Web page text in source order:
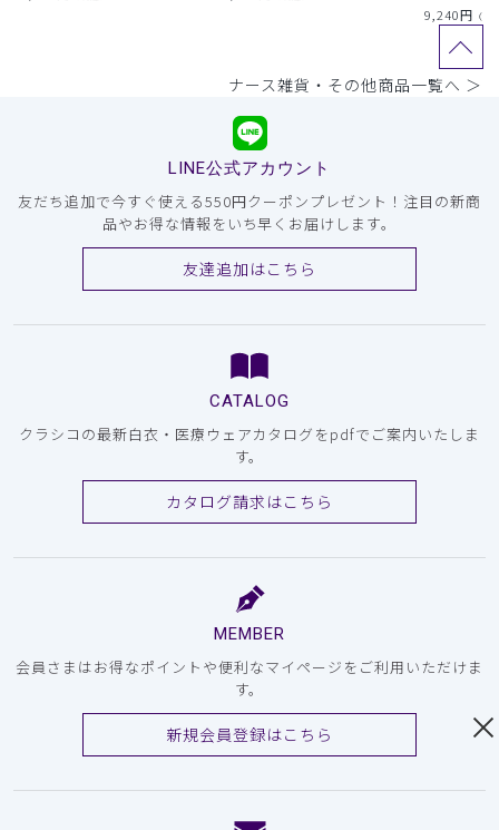
9,240円 （税
ナース雑貨・その他商品一覧へ ＞
LINE公式アカウント
友だち追加で今すぐ使える550円クーポンプレゼント！注目の新商
品やお得な情報をいち早くお届けします。
友達追加はこちら
CATALOG
クラシコの最新白衣・医療ウェアカタログをpdfでご案内いたしま
す。
カタログ請求はこちら
MEMBER
会員さまはお得なポイントや便利なマイページをご利用いただけま
す。
新規会員登録はこちら